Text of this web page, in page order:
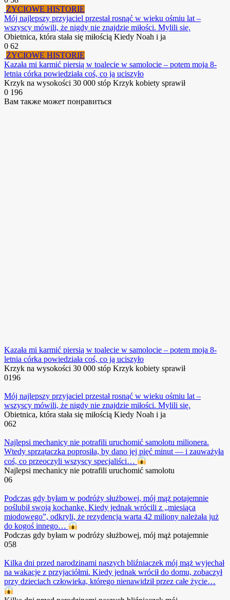
ŻYCIOWE HISTORIE
Mój najlepszy przyjaciel przestał rosnąć w wieku ośmiu lat –
wszyscy mówili, że nigdy nie znajdzie miłości. Mylili się.
Obietnica, która stała się miłością Kiedy Noah i ja
0 62
ŻYCIOWE HISTORIE
Kazała mi karmić piersią w toalecie w samolocie – potem moja 8-
letnia córka powiedziała coś, co ją uciszyło
Krzyk na wysokości 30 000 stóp Krzyk kobiety sprawił
0 196
Вам также может понравиться
Kazała mi karmić piersią w toalecie w samolocie – potem moja 8-
letnia córka powiedziała coś, co ją uciszyło
Krzyk na wysokości 30 000 stóp Krzyk kobiety sprawił
0196
Mój najlepszy przyjaciel przestał rosnąć w wieku ośmiu lat –
wszyscy mówili, że nigdy nie znajdzie miłości. Mylili się.
Obietnica, która stała się miłością Kiedy Noah i ja
062
Najlepsi mechanicy nie potrafili uruchomić samolotu milionera.
Wtedy sprzątaczka poprosiła, by dano jej pięć minut — i zauważyła
coś, co przeoczyli wszyscy specjaliści…
Najlepsi mechanicy nie potrafili uruchomić samolotu
06
Podczas gdy byłam w podróży służbowej, mój mąż potajemnie
poślubił swoją kochankę. Kiedy jednak wrócili z „miesiąca
miodowego”, odkryli, że rezydencja warta 42 miliony należała już
do kogoś innego…
Podczas gdy byłam w podróży służbowej, mój mąż potajemnie
058
Kilka dni przed narodzinami naszych bliźniaczek mój mąż wyjechał
na wakacje z przyjaciółmi. Kiedy jednak wrócił do domu, zobaczył
przy dzieciach człowieka, którego nienawidził przez całe życie…